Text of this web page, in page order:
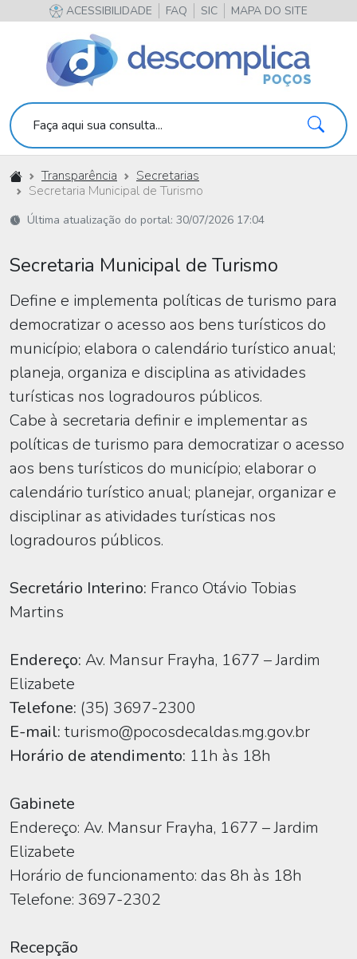
ACESSIBILIDADE FAQ SIC MAPA DO SITE
Faça aqui sua consulta...
Início Transparência
Secretarias
Secretaria Municipal de Turismo
Última atualização do portal: 30/07/2026 17:04
Secretaria Municipal de Turismo
Define e implementa políticas de turismo para
democratizar o acesso aos bens turísticos do
município; elabora o calendário turístico anual;
planeja, organiza e disciplina as atividades
turísticas nos logradouros públicos.
Cabe à secretaria definir e implementar as
políticas de turismo para democratizar o acesso
aos bens turísticos do município; elaborar o
calendário turístico anual; planejar, organizar e
disciplinar as atividades turísticas nos
logradouros públicos.
Secretário Interino: Franco Otávio Tobias
Martins
Endereço: Av. Mansur Frayha, 1677 – Jardim
Elizabete
Telefone: (35) 3697-2300
E-mail:turismo@pocosdecaldas.mg.gov.br
Horário de atendimento: 11h às 18h
Gabinete
Endereço: Av. Mansur Frayha, 1677 – Jardim
Elizabete
Horário de funcionamento: das 8h às 18h
Telefone: 3697-2302
Recepção